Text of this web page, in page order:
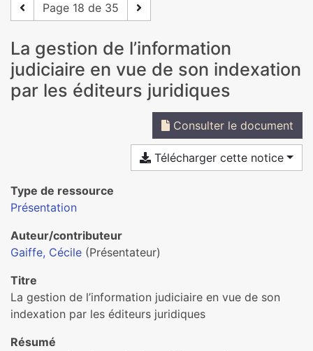
Page 18 de 35
La gestion de l’information
judiciaire en vue de son indexation
par les éditeurs juridiques
Consulter le document
Télécharger cette notice
Type de ressource
Présentation
Auteur/contributeur
Gaiffe, Cécile (Présentateur)
Titre
La gestion de l’information judiciaire en vue de son
indexation par les éditeurs juridiques
Résumé